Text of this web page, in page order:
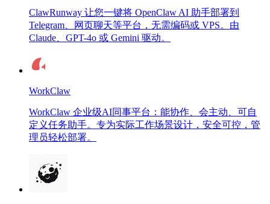
ClawRunway 让您一键将 OpenClaw AI 助手部署到
Telegram、网页聊天等平台，无需编码或 VPS。由
Claude、GPT-4o 或 Gemini 驱动。
WorkClaw
WorkClaw 企业级AI同事平台：能协作、会主动、可自
定义任务助手。专为实际工作场景设计，安全可控，管
理员轻松部署。